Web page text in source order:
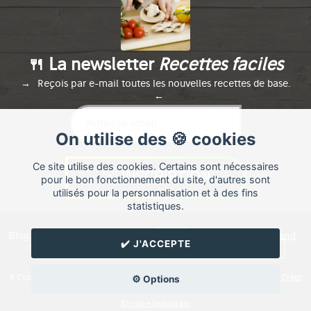
On utilise des 🍪 cookies
Ce site utilise des cookies. Certains sont nécessaires
pour le bon fonctionnement du site, d'autres sont
utilisés pour la personnalisation et à des fins
statistiques.
✔️ J'ACCEPTE
⚙️ Options
🍴 La newsletter Recettes faciles
Reçois par e-mail toutes les nouvelles recettes de base.
Réglage des cookies/ ✉️ Contacter base
© Cuisine.land : La plateforme de blog spécialisée dans les blogs culinaires.
un blog de cuisine